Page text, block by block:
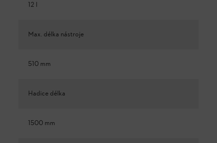
12 l
Max. délka nástroje
510 mm
Hadice délka
1500 mm